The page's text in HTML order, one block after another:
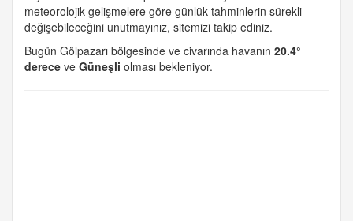
meteorolojik gelişmelere göre günlük tahminlerin sürekli
değişebileceğini unutmayınız, sitemizi takip ediniz.
Bugün Gölpazarı bölgesinde ve civarında havanın 20.4°
derece ve Güneşli olması bekleniyor.